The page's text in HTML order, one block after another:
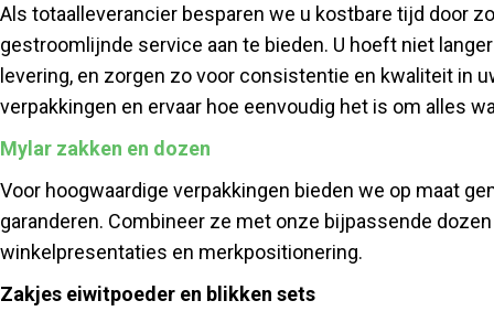
Als totaalleverancier besparen we u kostbare tijd door
gestroomlijnde service aan te bieden. U hoeft niet
levering, en zorgen zo voor consistentie en kwaliteit in
verpakkingen en ervaar hoe eenvoudig het is om alles
Mylar zakken en dozen
Voor hoogwaardige verpakkingen bieden we op maat
garanderen. Combineer ze met onze bijpassende
winkelpresentaties en merkpositionering.
Zakjes eiwitpoeder en blikken sets